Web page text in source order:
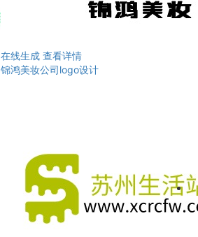
在线生成 查看详情
锦鸿美妆公司logo设计